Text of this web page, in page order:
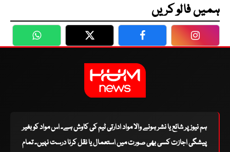
ہمیں فالو کریں
WhatsApp Twitter Facebook
ہم نیوز پر شائع یا نشر ہونے والا مواد ادارتی ٹیم کی کاوش ہے۔ اس مواد کو بغیر
پیشگی اجازت کسی بھی صورت میں استعمال یا نقل کرنا درست نہیں۔ تمام